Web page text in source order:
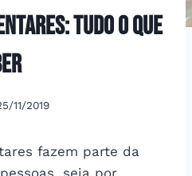
tudo o que
11/2019
fazem parte da
seja por